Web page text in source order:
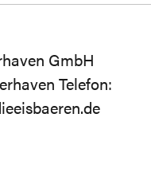
GmbH
Telefon: